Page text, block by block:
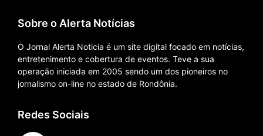
Sobre o Alerta Notícias
O Jornal Alerta Noticia é um site digital focado em notícias,
entretenimento e cobertura de eventos. Teve a sua
operação iniciada em 2005 sendo um dos pioneiros no
jornalismo on-line no estado de Rondônia.
Redes Sociais